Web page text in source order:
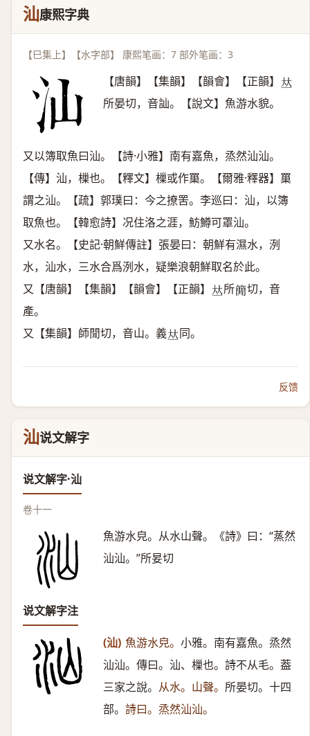
汕康熙字典
【巳集上】【水字部】 康熙笔画：7 部外笔画：3
【唐韻】【集韻】【韻會】【正韻】 𠀤
所晏切，音訕。【說文】魚游水貌。
又以簿取魚曰汕。【詩·小雅】南有嘉魚，烝然汕汕。
【傳】汕，樔也。【釋文】樔或作罺。【爾雅·釋器】罺
謂之汕。【疏】郭璞曰：今之撩罟。李巡曰：汕，以簿
取魚也。【韓愈詩】况住洛之涯，魴鱒可罩汕。
又水名。【史記·朝鮮傳註】張晏曰：朝鮮有濕水，洌
水，汕水，三水合爲洌水，疑樂浪朝鮮取名於此。
又【唐韻】【集韻】【韻會】【正韻】 𠀤所𥳑 切，音
產。
又【集韻】師閒切，音山。義𠀤同。
反馈
汕说文解字
说文解字·汕
卷十一
魚游水皃。从水山聲。《詩》曰：“蒸然
汕汕。”所妟切
说文解字注
(汕) 魚游水皃。 小雅。南有嘉魚。烝然
汕汕。傳曰。汕、樔也。詩不从毛。葢
三家之說。 从水。山聲。 所晏切。十四
部。 詩曰。烝然汕汕。